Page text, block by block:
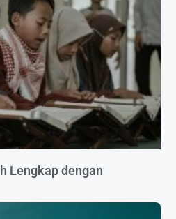
Lengkap dengan